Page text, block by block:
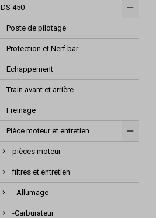
DS 450
Poste de pilotage
Protection et Nerf bar
Echappement
Train avant et arrière
Freinage
Pièce moteur et entretien
pièces moteur
filtres et entretien
- Allumage
-Carburateur